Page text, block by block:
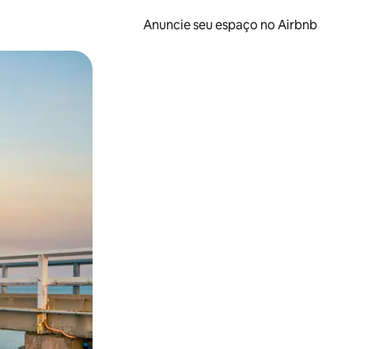
Anuncie seu espaço no Airbnb
e deslizando o dedo na tela.